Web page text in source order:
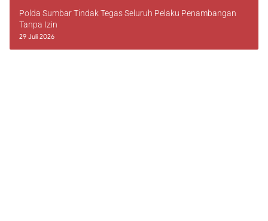
Polda Sumbar Tindak Tegas Seluruh Pelaku Penambangan
Tanpa Izin
29 Juli 2026